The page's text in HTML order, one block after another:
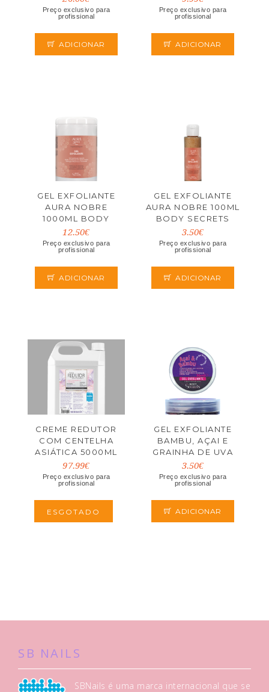
Preço exclusivo para
profissional
ADICIONAR
Preço exclusivo para
profissional
ADICIONAR
GEL EXFOLIANTE
AURA NOBRE
1000ML BODY
SECRETS
12.50€
Preço exclusivo para
profissional
ADICIONAR
GEL EXFOLIANTE
AURA NOBRE 100ML
BODY SECRETS
3.50€
Preço exclusivo para
profissional
ADICIONAR
CREME REDUTOR
COM CENTELHA
ASIÁTICA 5000ML
97.99€
Preço exclusivo para
profissional
ESGOTADO
GEL EXFOLIANTE
BAMBU, AÇAI E
GRAINHA DE UVA
50ML
3.50€
Preço exclusivo para
profissional
ADICIONAR
SB NAILS
SBNails é uma marca internacional que se